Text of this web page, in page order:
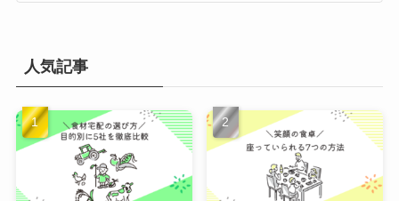
人気記事